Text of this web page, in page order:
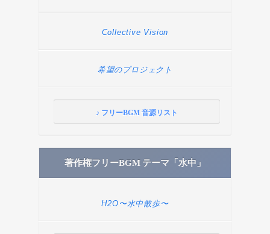
Collective Vision
希望のプロジェクト
♪ フリーBGM 音源リスト
著作権フリーBGM テーマ「水中」
H2O〜水中散歩〜